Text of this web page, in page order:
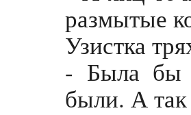
размытые
Узистка
- Была бы
были. А так